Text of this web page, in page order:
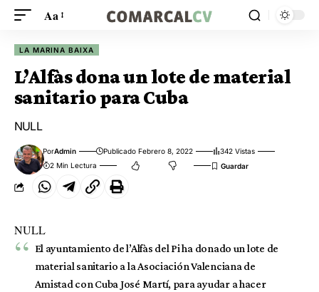
Aa
LA MARINA BAIXA
L’Alfàs dona un lote de material
sanitario para Cuba
NULL
PorAdmin Publicado Febrero 8, 2022
342 Vistas
2 Min Lectura
NULL
El ayuntamiento de l’Alfàs del Pi ha donado un lote de
material sanitario a la Asociación Valenciana de
Amistad con Cuba José Martí, para ayudar a hacer